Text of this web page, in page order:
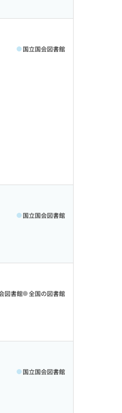
国立国会図書館
国立国会図書館
図書館 全国の図書館
国立国会図書館